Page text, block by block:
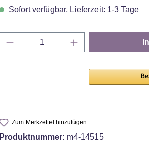
Sofort verfügbar, Lieferzeit: 1-3 Tage
Produkt Anzahl: Gib den
Zum Merkzettel hinzufügen
Produktnummer: m4-14515